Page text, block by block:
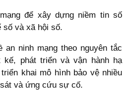
để xây dựng niềm tin số
số và xã hội số.
an ninh mạng theo nguyên tắc
phát triển và vận hành hạ
khai mô hình bảo vệ nhiều
và ứng cứu sự cố.